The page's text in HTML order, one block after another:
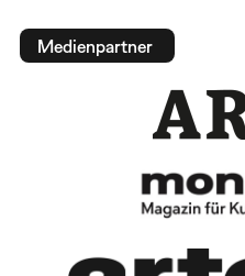
Medienpartner